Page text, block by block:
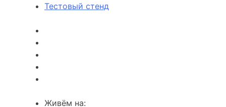
Тестовый стенд
Живём на: